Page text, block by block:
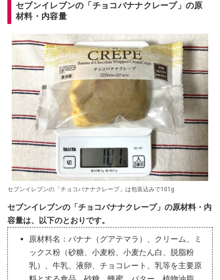
セブンイレブンの「チョコバナナクレープ」の原
材料・内容量
セブンイレブンの「チョコバナナクレープ」は包装込みで101g
セブンイレブンの「チョコバナナクレープ」の原材料・内
容量は、以下のとおりです。
原材料名：バナナ（グアテマラ）、クリーム、ミ
ックス粉（砂糖、小麦粉、小麦たん白、脱脂粉
乳）、牛乳、液卵、チョコレート、乳等を主要原